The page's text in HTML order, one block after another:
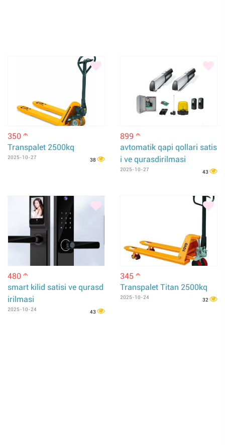
350 m
Transpalet 2500kq
2025-10-27 38
899 m
avtomatik qapi qollari satis
i ve qurasdirilmasi
2025-10-27 43
480 m
smart kilid satisi ve qurasd
irilmasi
2025-10-24 43
345 m
Transpalet Titan 2500kq
2025-10-24 32